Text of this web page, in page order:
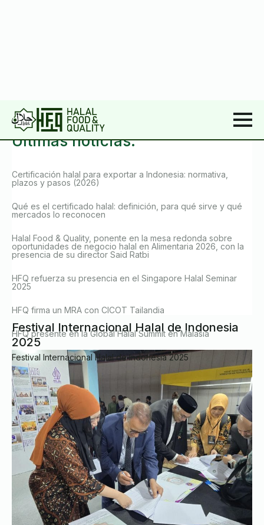
Resources
Últimas noticias.
Certificación halal para exportar a Indonesia: normativa,
plazos y pasos (2026)
Qué es el certificado halal: definición, para qué sirve y qué
mercados lo reconocen
Halal Food & Quality, ponente en la mesa redonda sobre
oportunidades de negocio halal en Alimentaria 2026, con la
presencia de su director Said Ratbi
HFQ refuerza su presencia en el Singapore Halal Seminar
2025
HFQ firma un MRA con CICOT Tailandia
HFQ presente en la Global Halal Summit en Malasia
Festival Internacional Halal de Indonesia 2025
Festival Internacional Halal de Indonesia
2025